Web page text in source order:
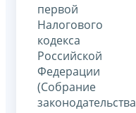
первой
Налогового
кодекса
Российской
Федерации
(Собрание
законодательства